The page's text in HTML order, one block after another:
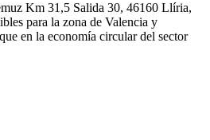
Km 31,5 Salida 30, 46160 Llíria,
para la zona de Valencia y
en la economía circular del sector